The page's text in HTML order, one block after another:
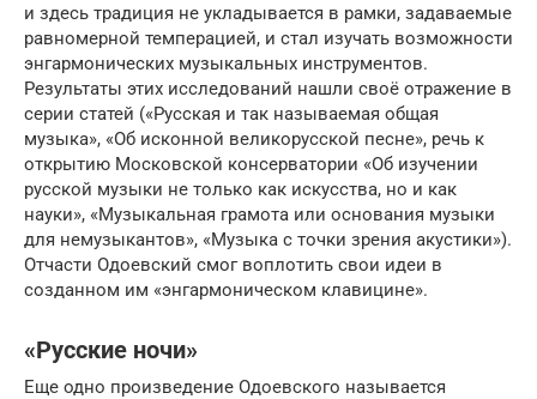
и здесь традиция не укладывается в рамки, задаваемые
равномерной темперацией, и стал изучать возможности
энгармонических музыкальных инструментов.
Результаты этих исследований нашли своё отражение в
серии статей («Русская и так называемая общая
музыка», «Об исконной великорусской песне», речь к
открытию Московской консерватории «Об изучении
русской музыки не только как искусства, но и как
науки», «Музыкальная грамота или основания музыки
для немузыкантов», «Музыка с точки зрения акустики»).
Отчасти Одоевский смог воплотить свои идеи в
созданном им «энгармоническом клавицине».
«Русские ночи»
Еще одно произведение Одоевского называется